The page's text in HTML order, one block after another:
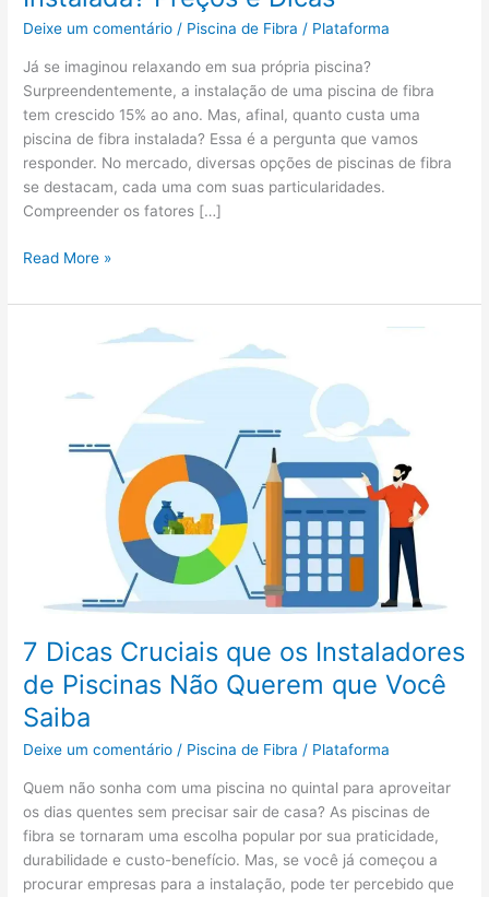
Deixe um comentário / Piscina de Fibra / Plataforma
Já se imaginou relaxando em sua própria piscina?
Surpreendentemente, a instalação de uma piscina de fibra
tem crescido 15% ao ano. Mas, afinal, quanto custa uma
piscina de fibra instalada? Essa é a pergunta que vamos
responder. No mercado, diversas opções de piscinas de fibra
se destacam, cada uma com suas particularidades.
Compreender os fatores […]
Read More »
7 Dicas Cruciais que os Instaladores
de Piscinas Não Querem que Você
Saiba
Deixe um comentário / Piscina de Fibra / Plataforma
Quem não sonha com uma piscina no quintal para aproveitar
os dias quentes sem precisar sair de casa? As piscinas de
fibra se tornaram uma escolha popular por sua praticidade,
durabilidade e custo-benefício. Mas, se você já começou a
procurar empresas para a instalação, pode ter percebido que
Instaladores
Você